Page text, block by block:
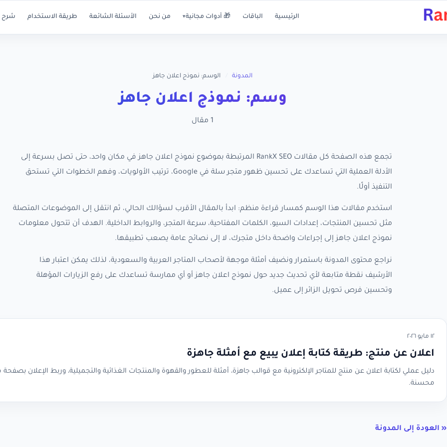
الرئيسية الباقات 🎁 أدوات مجانية▾ من نحن الأسئلة الشائعة طريقة الاستخدام شرح
المدونة الوسم: نموذج اعلان جاهز
وسم: نموذج اعلان جاهز
1 مقال
تجمع هذه الصفحة كل مقالات RankX SEO المرتبطة بموضوع نموذج اعلان جاهز في مكان واحد، حتى تصل بسرعة إلى
الأدلة العملية التي تساعدك على تحسين ظهور متجر سلة في Google، ترتيب الأولويات، وفهم الخطوات التي تستحق
التنفيذ أولًا.
استخدم مقالات هذا الوسم كمسار قراءة منظم: ابدأ بالمقال الأقرب لسؤالك الحالي، ثم انتقل إلى الموضوعات المتصلة
مثل تحسين المنتجات، إعدادات السيو، الكلمات المفتاحية، سرعة المتجر، والروابط الداخلية. الهدف أن تتحول معلومات
نموذج اعلان جاهز إلى إجراءات واضحة داخل متجرك، لا إلى نصائح عامة يصعب تطبيقها.
نراجع محتوى المدونة باستمرار ونضيف أمثلة موجهة لأصحاب المتاجر العربية والسعودية، لذلك يمكن اعتبار هذا
الأرشيف نقطة متابعة لأي تحديث جديد حول نموذج اعلان جاهز أو أي ممارسة تساعدك على رفع الزيارات المؤهلة
وتحسين فرص تحويل الزائر إلى عميل.
١٢ مايو ٢٠٢٦
اعلان عن منتج: طريقة كتابة إعلان يبيع مع أمثلة جاهزة
دليل عملي لكتابة اعلان عن منتج للمتاجر الإلكترونية مع قوالب جاهزة، أمثلة للعطور والقهوة والمنتجات الغذائية والتجميلية، وربط الإعلان بصفحة
محسنة.
« العودة إلى المدونة